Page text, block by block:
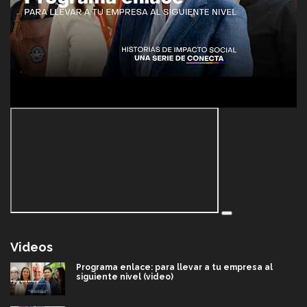
Videos
Programa enlace: para llevar a tu empresa al
siguiente nivel (video)